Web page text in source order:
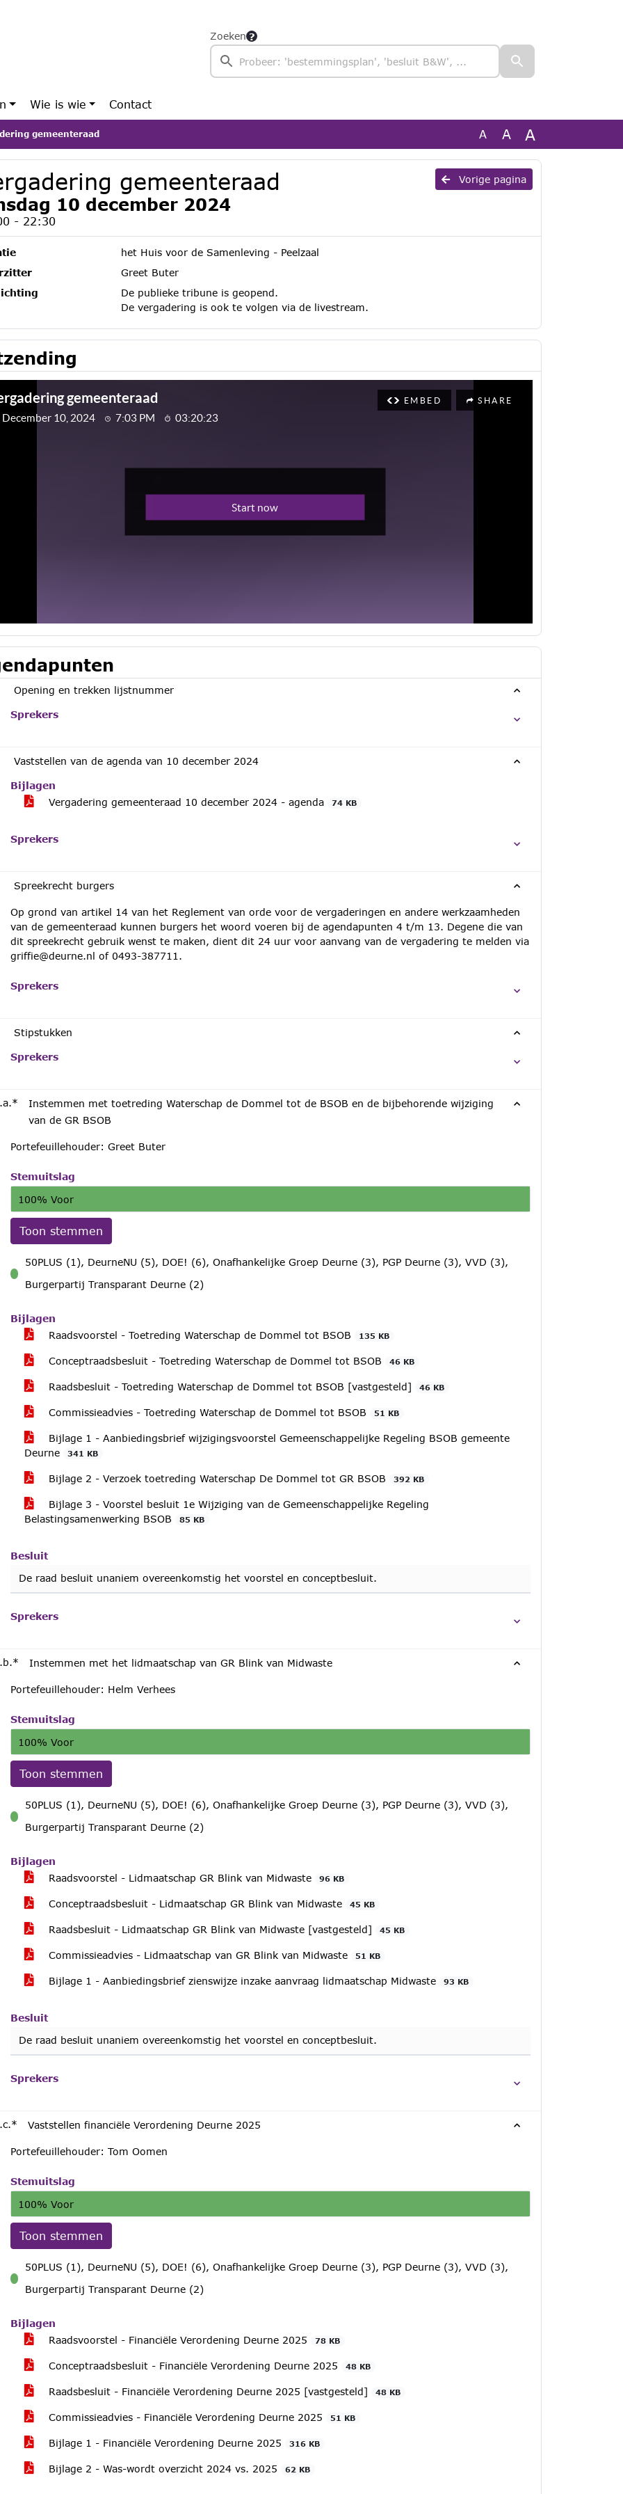
Zoeken
Wie is wie Contact
gemeenteraad A A A
Vorige pagina
gemeenteraad
10 december 2024
- 22:30
het Huis voor de Samenleving - Peelzaal
Greet Buter
De publieke tribune is geopend.
De vergadering is ook te volgen via de livestream.
Opening en trekken lijstnummer
Sprekers
Vaststellen van de agenda van 10 december 2024
Bijlagen
Vergadering gemeenteraad 10 december 2024 - agenda
74 KB
Sprekers
Spreekrecht burgers
Op grond van artikel 14 van het Reglement van orde voor de vergaderingen en andere werkzaamheden
van de gemeenteraad kunnen burgers het woord voeren bij de agendapunten 4 t/m 13. Degene die van
dit spreekrecht gebruik wenst te maken, dient dit 24 uur voor aanvang van de vergadering te melden via
griffie@deurne.nl of 0493-387711.
Sprekers
Stipstukken
Sprekers
Instemmen met toetreding Waterschap de Dommel tot de BSOB en de bijbehorende wijziging
van de GR BSOB
Portefeuillehouder: Greet Buter
Stemuitslag
100% Voor
Toon stemmen
voor
50PLUS (1), DeurneNU (5), DOE! (6), Onafhankelijke Groep Deurne (3), PGP Deurne (3), VVD (3),
Burgerpartij Transparant Deurne (2)
Bijlagen
Raadsvoorstel - Toetreding Waterschap de Dommel tot BSOB
135 KB
Conceptraadsbesluit - Toetreding Waterschap de Dommel tot BSOB 46 KB
Raadsbesluit - Toetreding Waterschap de Dommel tot BSOB [vastgesteld] 46 KB
Commissieadvies - Toetreding Waterschap de Dommel tot BSOB 51 KB
Bijlage 1 - Aanbiedingsbrief wijzigingsvoorstel Gemeenschappelijke Regeling BSOB gemeente
Deurne
341 KB
Bijlage 2 - Verzoek toetreding Waterschap De Dommel tot GR BSOB 392 KB
Bijlage 3 - Voorstel besluit 1e Wijziging van de Gemeenschappelijke Regeling
Belastingsamenwerking BSOB
85 KB
Besluit
De raad besluit unaniem overeenkomstig het voorstel en conceptbesluit.
Sprekers
Instemmen met het lidmaatschap van GR Blink van Midwaste
Portefeuillehouder: Helm Verhees
Stemuitslag
100% Voor
Toon stemmen
voor
50PLUS (1), DeurneNU (5), DOE! (6), Onafhankelijke Groep Deurne (3), PGP Deurne (3), VVD (3),
Burgerpartij Transparant Deurne (2)
Bijlagen
Raadsvoorstel - Lidmaatschap GR Blink van Midwaste
96 KB
Conceptraadsbesluit - Lidmaatschap GR Blink van Midwaste 45 KB
Raadsbesluit - Lidmaatschap GR Blink van Midwaste [vastgesteld] 45 KB
Commissieadvies - Lidmaatschap van GR Blink van Midwaste 51 KB
Bijlage 1 - Aanbiedingsbrief zienswijze inzake aanvraag lidmaatschap Midwaste 93 KB
Besluit
De raad besluit unaniem overeenkomstig het voorstel en conceptbesluit.
Sprekers
Vaststellen financiële Verordening Deurne 2025
Portefeuillehouder: Tom Oomen
Stemuitslag
100% Voor
Toon stemmen
voor
50PLUS (1), DeurneNU (5), DOE! (6), Onafhankelijke Groep Deurne (3), PGP Deurne (3), VVD (3),
Burgerpartij Transparant Deurne (2)
Bijlagen
Raadsvoorstel - Financiële Verordening Deurne 2025
78 KB
Conceptraadsbesluit - Financiële Verordening Deurne 2025 48 KB
Raadsbesluit - Financiële Verordening Deurne 2025 [vastgesteld] 48 KB
Commissieadvies - Financiële Verordening Deurne 2025 51 KB
Bijlage 1 - Financiële Verordening Deurne 2025 316 KB
Bijlage 2 - Was-wordt overzicht 2024 vs. 2025 62 KB